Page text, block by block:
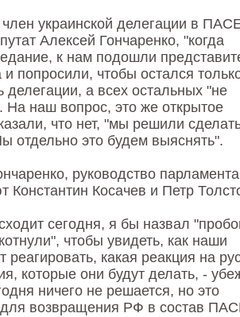
украинской делегации в
Алексей Гончаренко, "когда
к нам подошли
и попросили, чтобы остался
делегации, а всех остальных "не
На наш вопрос, это же открытое
что нет, "мы решили
отдельно это будем выяснять".
руководство
Константин Косачев и Петр
сегодня, я бы назвал
чтобы увидеть, как наши
реагировать, какая реакция на
которые они будут делать, -
ничего не решается, но это
возвращения РФ в состав